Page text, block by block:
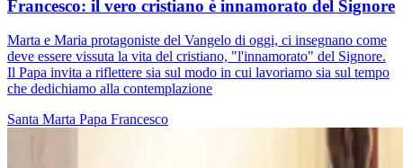
Francesco: il vero cristiano è innamorato del Signore
Marta e Maria protagoniste del Vangelo di oggi, ci insegnano come
deve essere vissuta la vita del cristiano, "l'innamorato" del Signore.
Il Papa invita a riflettere sia sul modo in cui lavoriamo sia sul tempo
che dedichiamo alla contemplazione
Santa Marta Papa Francesco